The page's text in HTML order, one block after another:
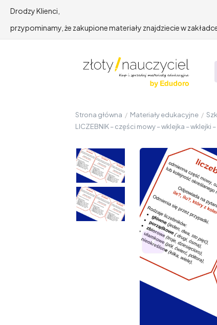
Drodzy Klienci,
przypominamy, że zakupione materiały znajdziecie w
Strona główna / Materiały edukacyjne /
LICZEBNIK – części mowy – wklejka –